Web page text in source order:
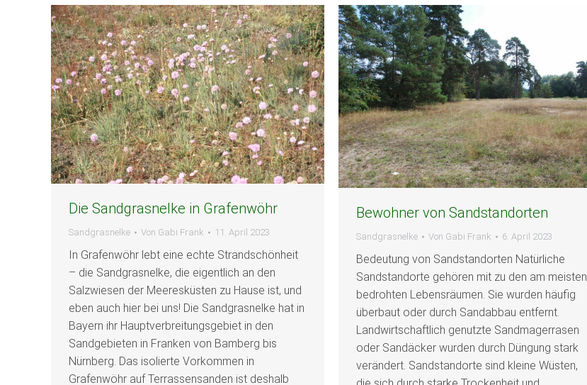
Die Sandgrasnelke in Grafenwöhr
Sandgrasnelke Von Gabi Frank 11. April 2023
In Grafenwöhr lebt eine echte Strandschönheit
– die Sandgrasnelke, die eigentlich an den
Salzwiesen der Meeresküsten zu Hause ist, und
eben auch hier bei uns! Die Sandgrasnelke hat in
Bayern ihr Hauptverbreitungsgebiet in den
Sandgebieten in Franken von Bamberg bis
Nürnberg. Das isolierte Vorkommen in
Grafenwöhr auf Terrassensanden ist deshalb
Bewohner von Sandstandorten
Sandgrasnelke Von Gabi Frank 6. April 2023
Bedeutung von Sandstandorten Natürliche
Sandstandorte gehören mit zu den am meisten
bedrohten Lebensräumen. Sie wurden häufig
überbaut oder durch Sandabbau entfernt.
Landwirtschaftlich genutzte Sandmagerrasen
oder Sandäcker wurden durch Düngung stark
verändert. Sandstandorte sind kleine Wüsten,